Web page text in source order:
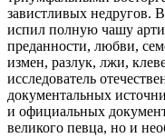
завистливых недругов.
испил полную чашу
преданности, любви,
измен, разлук, лжи,
исследователь
документальных
и официальных
великого певца, но и